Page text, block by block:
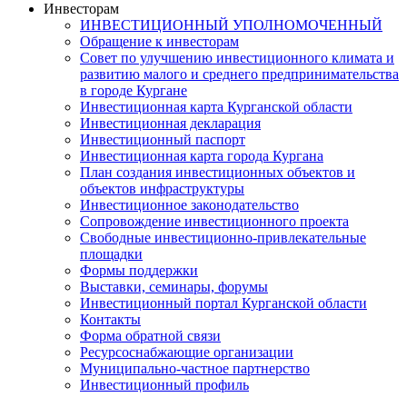
Инвесторам
ИНВЕСТИЦИОННЫЙ УПОЛНОМОЧЕННЫЙ
Обращение к инвесторам
Совет по улучшению инвестиционного климата и
развитию малого и среднего предпринимательства
в городе Кургане
Инвестиционная карта Курганской области
Инвестиционная декларация
Инвестиционный паспорт
Инвестиционная карта города Кургана
План создания инвестиционных объектов и
объектов инфраструктуры
Инвестиционное законодательство
Сопровождение инвестиционного проекта
Свободные инвестиционно-привлекательные
площадки
Формы поддержки
Выставки, семинары, форумы
Инвестиционный портал Курганской области
Контакты
Форма обратной связи
Ресурсоснабжающие организации
Муниципально-частное партнерство
Инвестиционный профиль